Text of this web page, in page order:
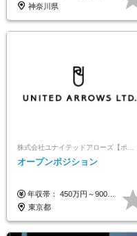
神奈川県
オープンポジション
年収帯： 450万円～900万円 ※経験・スキルを考慮の上、決定します。
東京都